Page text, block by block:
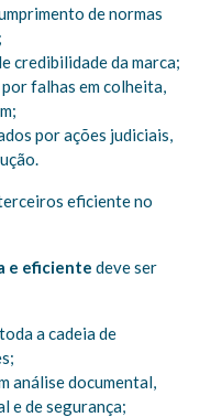
de normas
credibilidade da marca;
falhas em colheita,
por ações judiciais,
eficiente no
e eficiente deve ser
a cadeia de
análise documental,
e de segurança;